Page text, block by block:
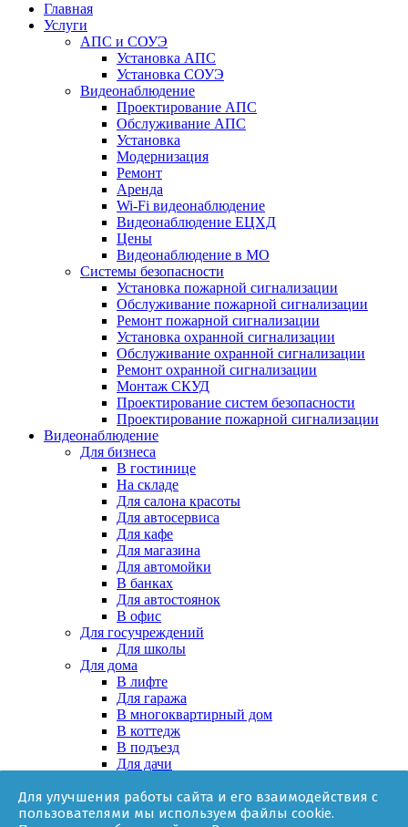
Для улучшения работы сайта и его взаимодействия с
пользователями мы используем файлы cookie.
Главная
Услуги
АПС и СОУЭ
Установка АПС
Установка СОУЭ
Видеонаблюдение
Проектирование АПС
Обслуживание АПС
Установка
Модернизация
Ремонт
Аренда
Wi-Fi видеонаблюдение
Видеонаблюдение ЕЦХД
Цены
Видеонаблюдение в МО
Системы безопасности
Установка пожарной сигнализации
Обслуживание пожарной сигнализации
Ремонт пожарной сигнализации
Установка охранной сигнализации
Обслуживание охранной сигнализации
Ремонт охранной сигнализации
Монтаж СКУД
Проектирование систем безопасности
Проектирование пожарной сигнализации
Видеонаблюдение
Для бизнеса
В гостинице
На складе
Для салона красоты
Для автосервиса
Для кафе
Для магазина
Для автомойки
В банках
Для автостоянок
В офис
Для госучреждений
Для школы
Для дома
В лифте
Для гаража
В многоквартирный дом
В коттедж
В подъезд
Для дачи
За няней
В квартире